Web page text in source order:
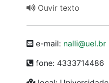
Ouvir texto
e-mail: nalli@uel.br
fone: 4333714486